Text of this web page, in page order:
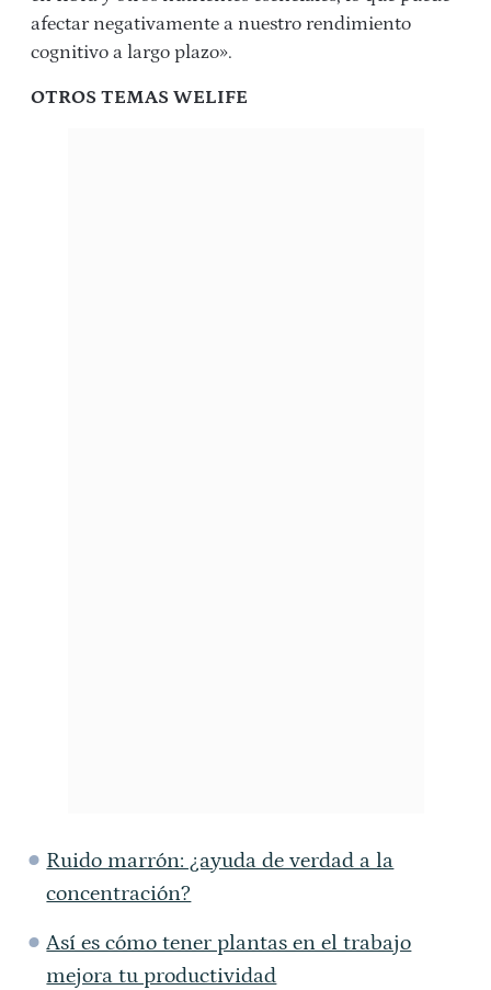
afectar negativamente a nuestro rendimiento
cognitivo a largo plazo».
OTROS TEMAS WELIFE
Ruido marrón: ¿ayuda de verdad a la
concentración?
Así es cómo tener plantas en el trabajo
mejora tu productividad